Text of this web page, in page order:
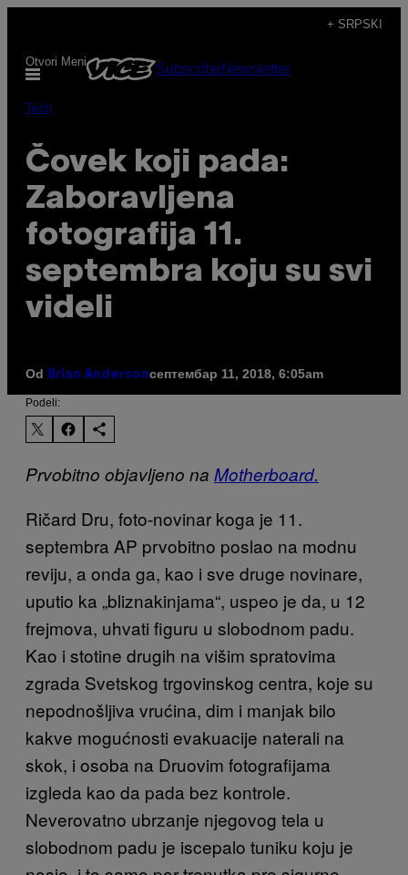
садржај
+ SRPSKI
Otvori Meni SubscribeNewsletter
Tech
Čovek koji pada:
Zaboravljena
fotografija 11.
septembra koju su svi
videli
Od Brian Andersonсептембар 11, 2018, 6:05am
Podeli:
Prvobitno objavljeno na Motherboard.
Ričard Dru, foto-novinar koga je 11.
septembra AP prvobitno poslao na modnu
reviju, a onda ga, kao i sve druge novinare,
uputio ka „bliznakinjama“, uspeo je da, u 12
frejmova, uhvati figuru u slobodnom padu.
Kao i stotine drugih na višim spratovima
zgrada Svetskog trgovinskog centra, koje su
nepodnošljiva vrućina, dim i manjak bilo
kakve mogućnosti evakuacije naterali na
skok, i osoba na Druovim fotografijama
izgleda kao da pada bez kontrole.
Neverovatno ubrzanje njegovog tela u
slobodnom padu je iscepalo tuniku koju je